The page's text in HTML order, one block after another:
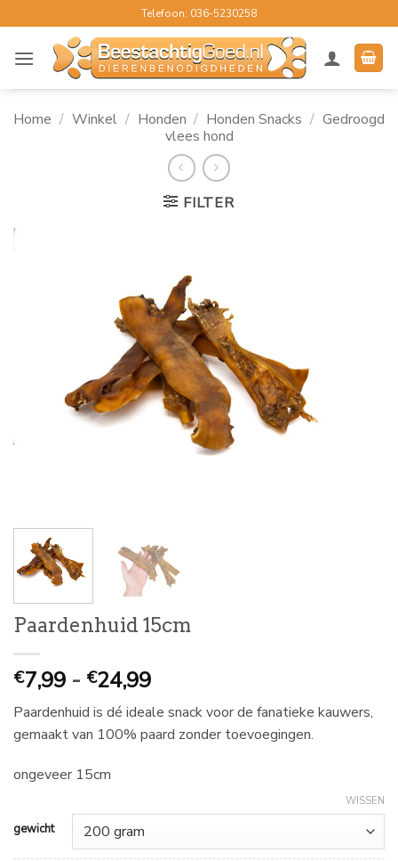
naar
inhoud
Telefoon: 036-5230258
Home / Winkel / Honden / Honden Snacks / Gedroogd
vlees hond
FILTER
Paardenhuid 15cm
€7,99 - €24,99Prijsklasse:
€
7,99
tot
Paardenhuid is dé ideale snack voor de fanatieke kauwers,
gemaakt van 100% paard zonder toevoegingen.
ongeveer 15cm
gewicht
WISSEN